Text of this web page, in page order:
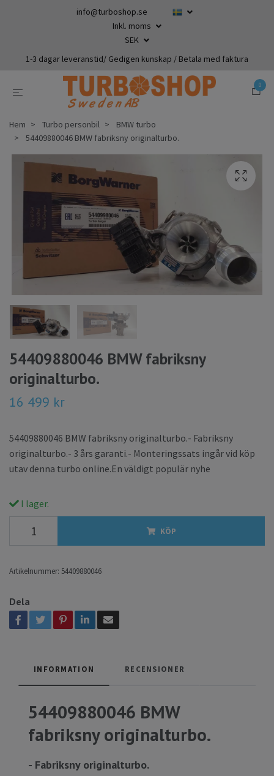
info@turboshop.se
Inkl. moms
SEK
1-3 dagar leveranstid/ Gedigen kunskap / Betala med faktura
0
Hem Turbo personbil
BMW turbo
54409880046 BMW fabriksny originalturbo.
54409880046 BMW fabriksny
originalturbo.
16 499 kr
54409880046 BMW fabriksny originalturbo.- Fabriksny
originalturbo.- 3 års garanti.- Monteringssats ingår vid köp
utav denna turbo online.En väldigt populär nyhe
I lager.
KÖP
Artikelnummer: 54409880046
Dela
INFORMATION RECENSIONER
54409880046 BMW
fabriksny originalturbo.
- Fabriksny originalturbo.